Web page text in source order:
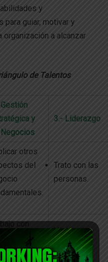
y
guiar, motivar y
organización a alcanzar
de Talentos
y
3.- Liderazgo
otros
del
Trato con las
personas.
con
y
Visionario,
optimista,
positivo.